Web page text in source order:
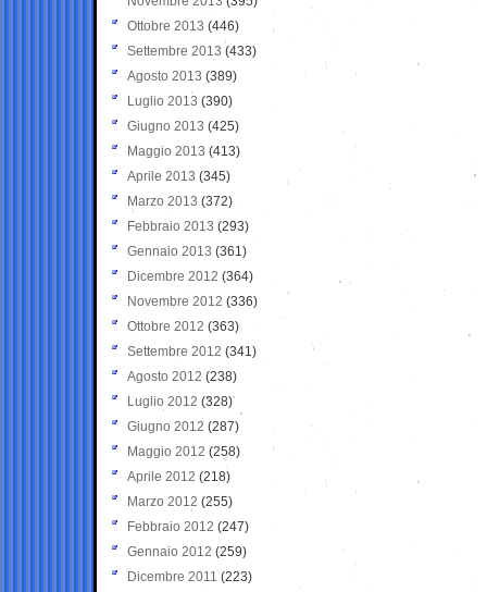
Ottobre 2013 (446)
Settembre 2013 (433)
Agosto 2013 (389)
Luglio 2013 (390)
Giugno 2013 (425)
Maggio 2013 (413)
Aprile 2013 (345)
Marzo 2013 (372)
Febbraio 2013 (293)
Gennaio 2013 (361)
Dicembre 2012 (364)
Novembre 2012 (336)
Ottobre 2012 (363)
Settembre 2012 (341)
Agosto 2012 (238)
Luglio 2012 (328)
Giugno 2012 (287)
Maggio 2012 (258)
Aprile 2012 (218)
Marzo 2012 (255)
Febbraio 2012 (247)
Gennaio 2012 (259)
Dicembre 2011 (223)